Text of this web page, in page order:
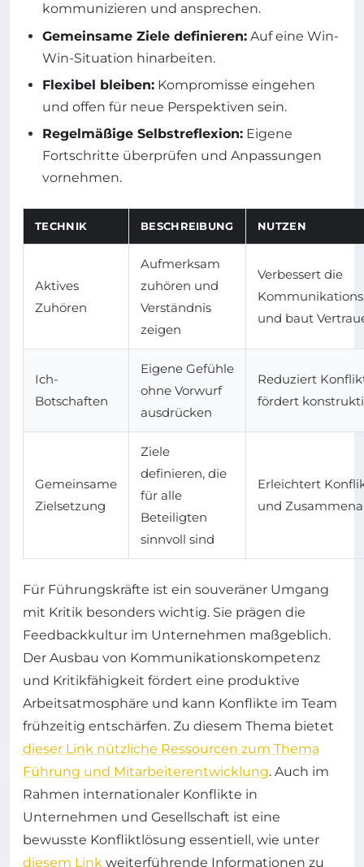
kommunizieren und ansprechen.
Gemeinsame Ziele definieren: Auf eine Win-
Win-Situation hinarbeiten.
Flexibel bleiben: Kompromisse eingehen
und offen für neue Perspektiven sein.
Regelmäßige Selbstreflexion: Eigene
Fortschritte überprüfen und Anpassungen
vornehmen.
TECHNIK BESCHREIBUNG NUTZEN
Aktives
Zuhören
Aufmerksam
zuhören und
Verständnis
zeigen
Verbessert die
und baut
Ich-
Botschaften
Eigene Gefühle
ohne Vorwurf
ausdrücken
Reduziert
fördert
Gemeinsame
Zielsetzung
Ziele
definieren, die
für alle
Beteiligten
sinnvoll sind
Erleichtert
und
Für Führungskräfte ist ein souveräner Umgang
mit Kritik besonders wichtig. Sie prägen die
Feedbackkultur im Unternehmen maßgeblich.
Der Ausbau von Kommunikationskompetenz
und Kritikfähigkeit fördert eine produktive
Arbeitsatmosphäre und kann Konflikte im Team
frühzeitig entschärfen. Zu diesem Thema bietet
dieser Link nützliche Ressourcen zum Thema
Führung und Mitarbeiterentwicklung. Auch im
Rahmen internationaler Konflikte in
Unternehmen und Gesellschaft ist eine
bewusste Konfliktlösung essentiell, wie unter
diesem Link weiterführende Informationen zu